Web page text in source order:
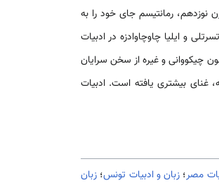
رمانتیسم جای خود را به
و ایلیا چاوچاوادزه در ادبیات
چیکووانی و غیره از سخن سرایان
غنای بیشتری یافته است. ادبیات
مصر؛ زبان و ادبیات تونس؛ زبان